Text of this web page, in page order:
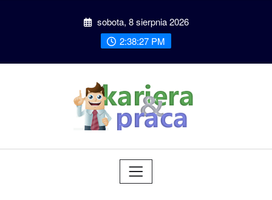
sobota, 8 sierpnia 2026
2:38:28 PM